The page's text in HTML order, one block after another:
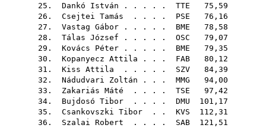
25. Dankó István . . . . . TTE 75,59
26. Csejtei Tamás . . . . PSE 76,16
27. Vastag Gábor . . . . . BME 78,58
28. Tálas József . . . . . OSC 79,07
29. Kovács Péter . . . . . BME 79,35
30. Kopanyecz Attila . . . FAB 80,12
31. Kiss Attila . . . . . SZV 84,39
32. Nádudvari Zoltán . . . MMG 94,00
33. Zakariás Máté . . . . TSE 97,42
34. Bujdosó Tibor . . . . DMU 101,17
35. Csankovszki Tibor . . KVS 112,31
36. Szalai Robert . . . . SAB 121,51